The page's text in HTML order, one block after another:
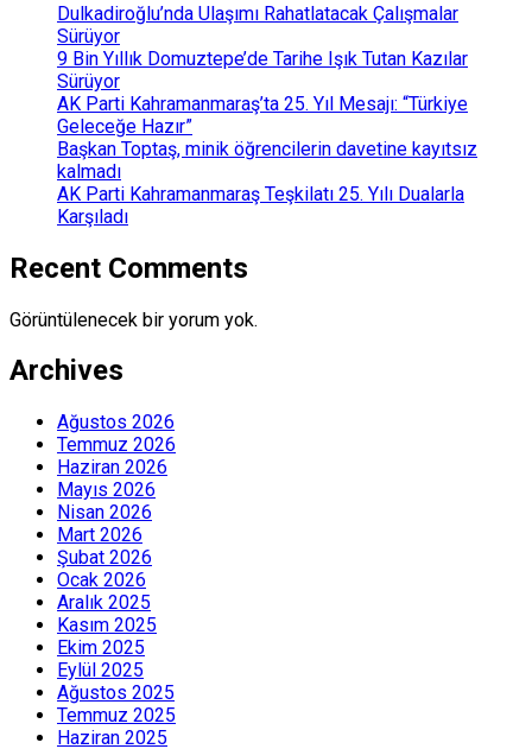
Dulkadiroğlu’nda Ulaşımı Rahatlatacak Çalışmalar
Sürüyor
9 Bin Yıllık Domuztepe’de Tarihe Işık Tutan Kazılar
Sürüyor
AK Parti Kahramanmaraş’ta 25. Yıl Mesajı: “Türkiye
Geleceğe Hazır”
Başkan Toptaş, minik öğrencilerin davetine kayıtsız
kalmadı
AK Parti Kahramanmaraş Teşkilatı 25. Yılı Dualarla
Karşıladı
Recent Comments
Görüntülenecek bir yorum yok.
Archives
Ağustos 2026
Temmuz 2026
Haziran 2026
Mayıs 2026
Nisan 2026
Mart 2026
Şubat 2026
Ocak 2026
Aralık 2025
Kasım 2025
Ekim 2025
Eylül 2025
Ağustos 2025
Temmuz 2025
Haziran 2025